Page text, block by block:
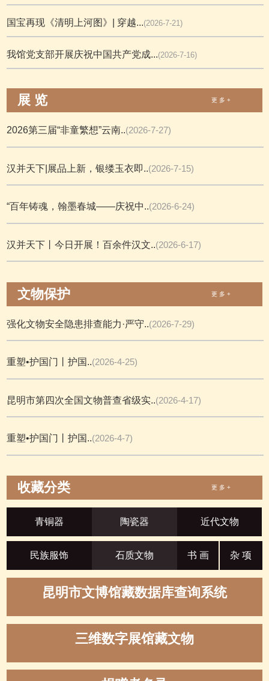
国宝再现《清明上河图》| 穿越...(2026-7-21)
我馆党支部开展庆祝中国共产党成...(2026-7-16)
展 览 更 多 +
2026第三届“非童繁想”云南..(2026-7-27)
汉并天下|展品上新，银缕玉衣即..(2026-7-15)
“百年铸魂，翰墨春城——庆祝中..(2026-6-24)
汉并天下丨今日开展！百余件汉文..(2026-6-17)
文物保护 更 多 +
强化文物安全隐患排查能力·严守..(2026-7-29)
重塑•护国门丨护国..(2026-4-25)
昆明市第四次全国文物普查省级实..(2026-4-17)
重塑•护国门丨护国..(2026-4-7)
收藏分类 更 多 +
青铜器 陶瓷器 近代文物
民族服饰 石质文物 书 画 杂 项
昆明市文博馆藏数据库查询系统
三维数字展馆藏文物